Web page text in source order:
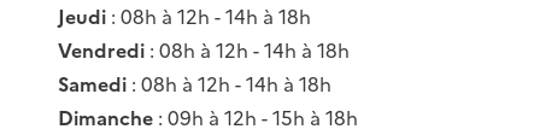
Jeudi : 08h à 12h - 14h à 18h
Vendredi : 08h à 12h - 14h à 18h
Samedi : 08h à 12h - 14h à 18h
Dimanche : 09h à 12h - 15h à 18h